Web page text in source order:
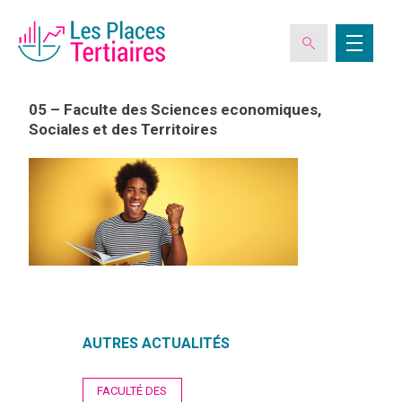
ESPACE ADHÉRENT
L’ASSOCIATION
LES CLUBS DES PLACES TERTIAIRES
EVÉNEMENTS
05 – Faculte des Sciences economiques,
Sociales et des Territoires
AUTRES ACTUALITÉS
Navigation
FACULTÉ DES